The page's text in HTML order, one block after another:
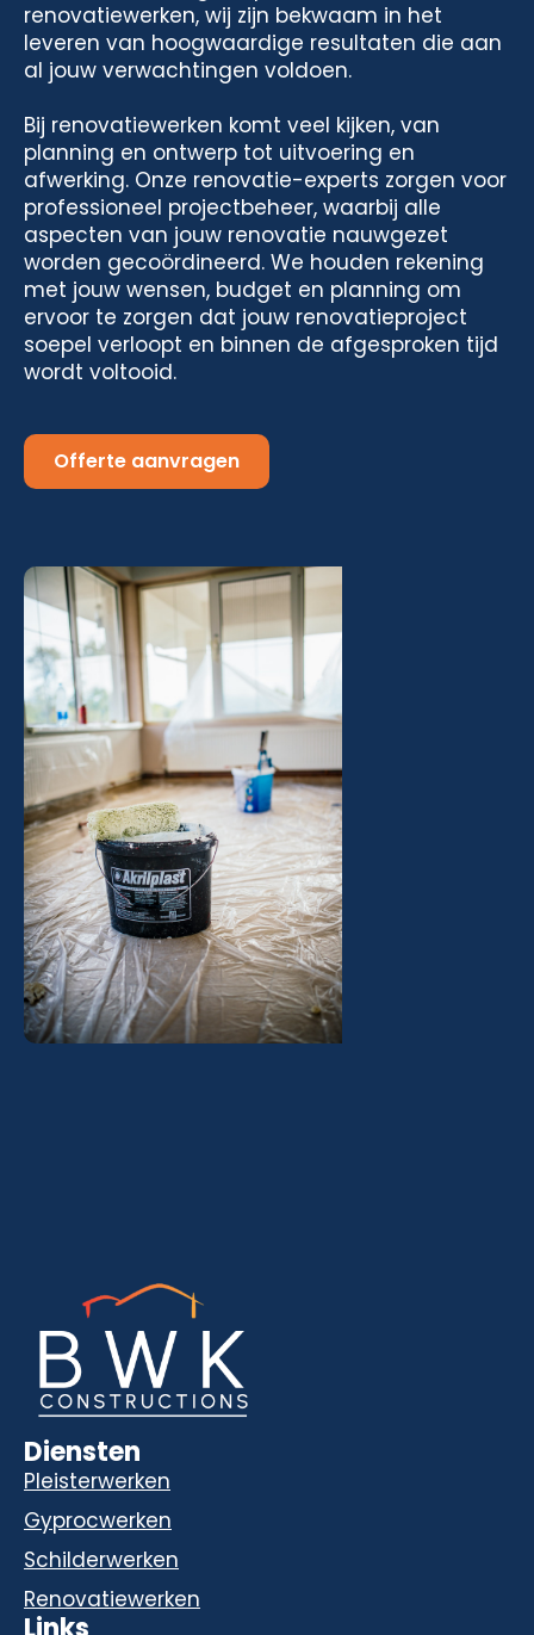
renovatiewerken, wij zijn bekwaam in het
leveren van hoogwaardige resultaten die aan
al jouw verwachtingen voldoen.
Bij renovatiewerken komt veel kijken, van
planning en ontwerp tot uitvoering en
afwerking. Onze renovatie-experts zorgen voor
professioneel projectbeheer, waarbij alle
aspecten van jouw renovatie nauwgezet
worden gecoördineerd. We houden rekening
met jouw wensen, budget en planning om
ervoor te zorgen dat jouw renovatieproject
soepel verloopt en binnen de afgesproken tijd
wordt voltooid.
Offerte aanvragen
Diensten
Pleisterwerken
Gyprocwerken
Schilderwerken
Renovatiewerken